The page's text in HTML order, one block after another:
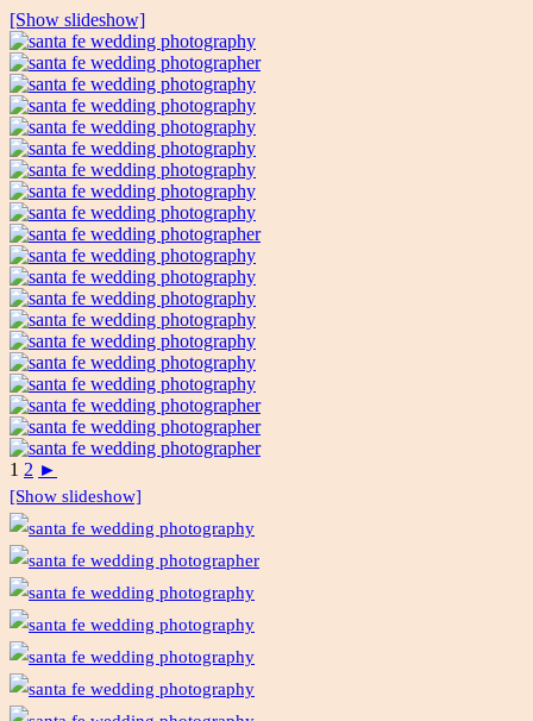
[Show slideshow]
1 2 ►
[Show slideshow]